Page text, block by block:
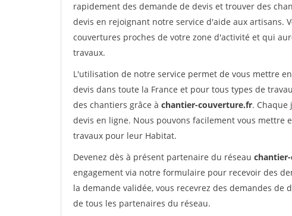
rapidement des demande de devis et trouver des
devis en rejoignant notre service d'aide aux artisans.
couvertures proches de votre zone d'activité et qui
travaux.
L'utilisation de notre service permet de vous mettre
devis dans toute la France et pour tous types de
des chantiers grâce à chantier-couverture.fr. Chaque
devis en ligne. Nous pouvons facilement vous mettre
travaux pour leur Habitat.
Devenez dès à présent partenaire du réseau
engagement via notre formulaire pour recevoir des
la demande validée, vous recevrez des demandes
de tous les partenaires du réseau.